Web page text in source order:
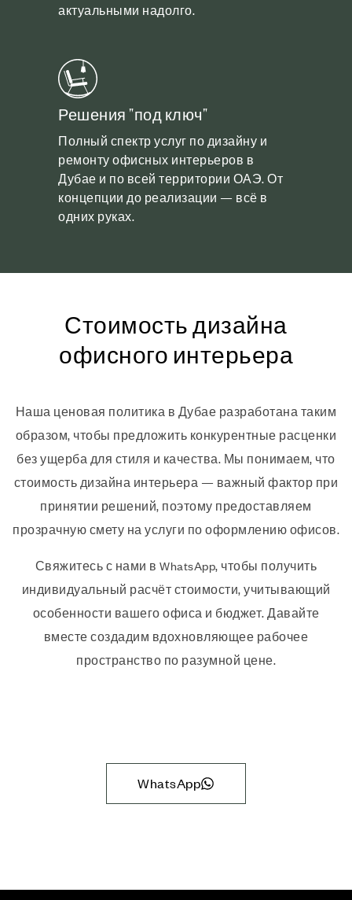
актуальными надолго.
Решения "под ключ"
Полный спектр услуг по дизайну и
ремонту офисных интерьеров в
Дубае и по всей территории ОАЭ. От
концепции до реализации — всё в
одних руках.
Стоимость дизайна
офисного интерьера
Наша ценовая политика в Дубае разработана таким
образом, чтобы предложить конкурентные расценки
без ущерба для стиля и качества. Мы понимаем, что
стоимость дизайна интерьера — важный фактор при
принятии решений, поэтому предоставляем
прозрачную смету на услуги по оформлению офисов.
Свяжитесь с нами в WhatsApp, чтобы получить
индивидуальный расчёт стоимости, учитывающий
особенности вашего офиса и бюджет. Давайте
вместе создадим вдохновляющее рабочее
пространство по разумной цене.
WhatsApp